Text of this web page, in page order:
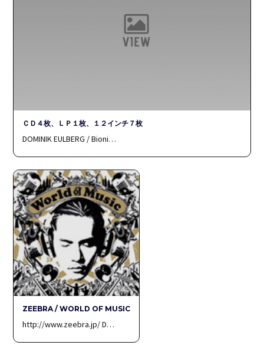
ＣＤ４枚、ＬＰ１枚、１２インチ７枚
DOMINIK EULBERG / Bioni…
ZEEBRA / WORLD OF MUSIC
http://www.zeebra.jp/ D…